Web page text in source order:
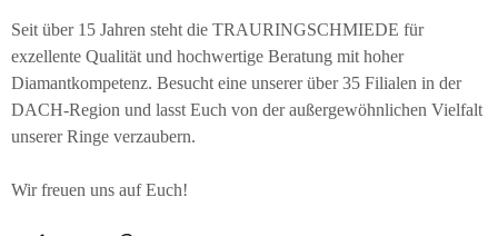
Seit über 15 Jahren steht die TRAURINGSCHMIEDE für
exzellente Qualität und hochwertige Beratung mit hoher
Diamantkompetenz. Besucht eine unserer über 35 Filialen in der
DACH-Region und lasst Euch von der außergewöhnlichen Vielfalt
unserer Ringe verzaubern.
Wir freuen uns auf Euch!